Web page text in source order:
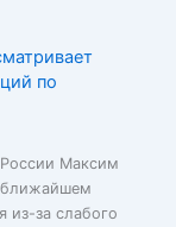
по
Максим
ближайшем
из-за слабого